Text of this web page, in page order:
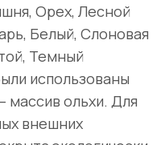
Орех, Лесной
Белый, Слоновая
Темный
использованы
массив ольхи. Для
внешних